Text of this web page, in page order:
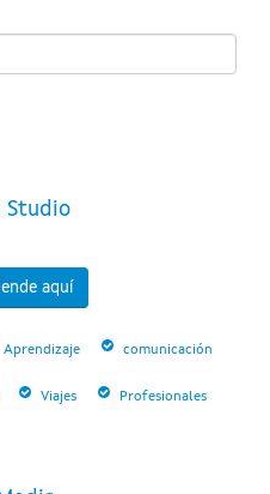
Studio
aquí
Aprendizaje comunicación
Viajes Profesionales